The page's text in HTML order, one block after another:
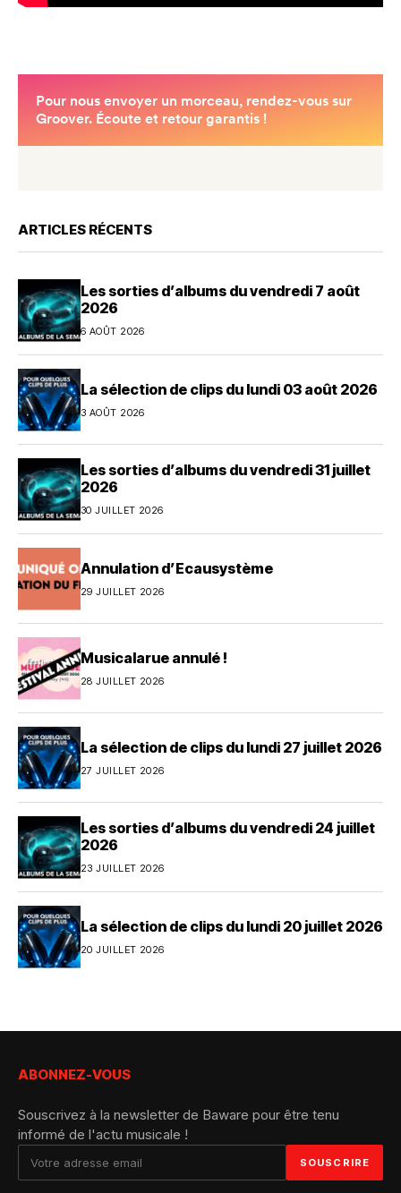
ARTICLES RÉCENTS
Les sorties d’albums du vendredi 7 août
2026
6 AOÛT 2026
La sélection de clips du lundi 03 août 2026
3 AOÛT 2026
Les sorties d’albums du vendredi 31 juillet
2026
30 JUILLET 2026
Annulation d’Ecausystème
29 JUILLET 2026
Musicalarue annulé !
28 JUILLET 2026
La sélection de clips du lundi 27 juillet 2026
27 JUILLET 2026
Les sorties d’albums du vendredi 24 juillet
2026
23 JUILLET 2026
La sélection de clips du lundi 20 juillet 2026
20 JUILLET 2026
ABONNEZ-VOUS
Souscrivez à la newsletter de Baware pour être tenu
informé de l'actu musicale !